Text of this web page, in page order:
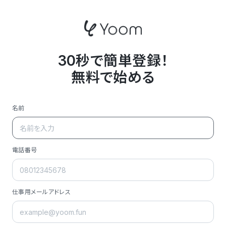
30秒で簡単登録！
無料で始める
名前
電話番号
仕事用メールアドレス